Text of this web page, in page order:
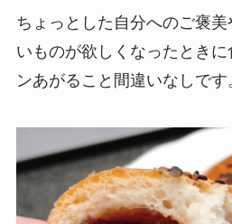
ちょっとした自分へのご褒
いものが欲しくなったとき
ンあがること間違いなしです